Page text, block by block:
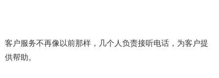
客户服务不再像以前那样，几个人负责接听电话，为客户提
供帮助。